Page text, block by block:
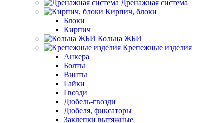
Дренажная система
Кирпич, блоки
Блоки
Кирпич
Кольца ЖБИ
Крепежные изделия
Анкера
Болты
Винты
Гайки
Гвозди
Дюбель-гвозди
Дюбеля, фиксаторы
Заклепки вытяжные